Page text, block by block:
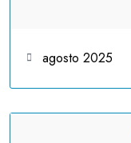
agosto 2025